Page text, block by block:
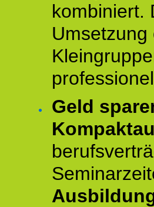
kombiniert.
Umsetzung
Geld